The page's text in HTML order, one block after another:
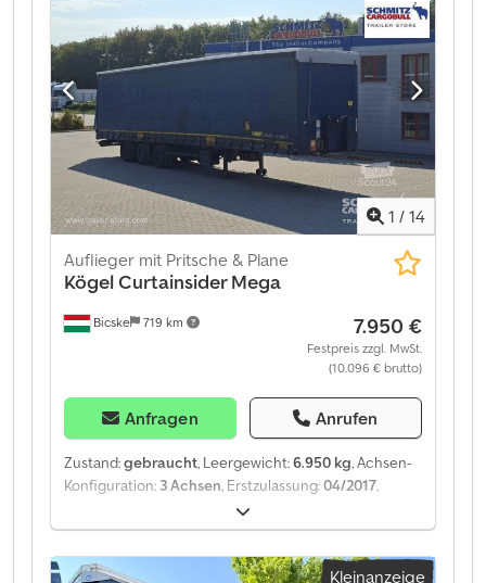
Dienstleistungen an. Wir beraten Sie gerne
persönlich. Dodoztmiiopfx Afqowa
1 / 14
Bicske 719 km
Auflieger mit Pritsche & Plane
KögelCurtainsider Mega
7.950 €
Festpreis zzgl. MwSt.
(10.096 € brutto)
Anfragen Anrufen
Zustand:gebraucht, Leergewicht:6.950 kg, Achsen-
Konfiguration: 3 Achsen, Erstzulassung:04/2017,
, Leergewicht: 6950 kg. Auf unserer
Website finden Sie eine Übersicht aller verfügbaren
Fahrzeuge. Benötigen Sie eine Finanzierung? Wir
bieten individuelle Finanzierungslösungen,Kleinanzeige